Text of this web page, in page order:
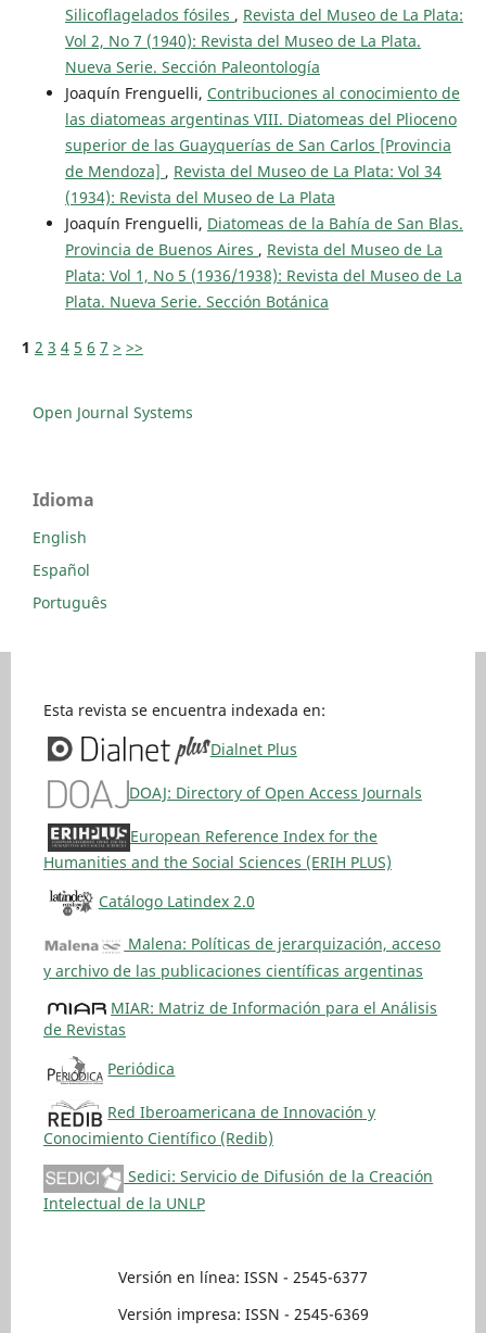
Silicoflagelados fósiles , Revista del Museo de La Plata:
Vol 2, No 7 (1940): Revista del Museo de La Plata.
Nueva Serie. Sección Paleontología
Joaquín Frenguelli, Contribuciones al conocimiento de
las diatomeas argentinas VIII. Diatomeas del Plioceno
superior de las Guayquerías de San Carlos [Provincia
de Mendoza] , Revista del Museo de La Plata: Vol 34
(1934): Revista del Museo de La Plata
Joaquín Frenguelli, Diatomeas de la Bahía de San Blas.
Provincia de Buenos Aires , Revista del Museo de La
Plata: Vol 1, No 5 (1936/1938): Revista del Museo de La
Plata. Nueva Serie. Sección Botánica
1 2 3 4 5 6 7 > >>
Open Journal Systems
Idioma
English
Español
Português
Esta revista se encuentra indexada en:
Dialnet Plus
DOAJ: Directory of Open Access Journals
European Reference Index for the
Humanities and the Social Sciences (ERIH PLUS)
Catálogo Latindex 2.0
Malena: Políticas de jerarquización, acceso
y archivo de las publicaciones científicas argentinas
MIAR: Matriz de Información para el Análisis
de Revistas
Periódica
Red Iberoamericana de Innovación y
Conocimiento Científico (Redib)
Sedici: Servicio de Difusión de la Creación
Intelectual de la UNLP
Versión en línea: ISSN - 2545-6377
Versión impresa: ISSN - 2545-6369